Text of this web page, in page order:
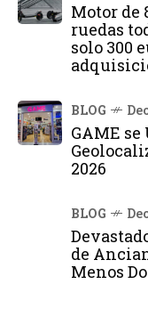
Motor de
ruedas
solo 300
BLOG
GAME se
2026
BLOG
de
Menos